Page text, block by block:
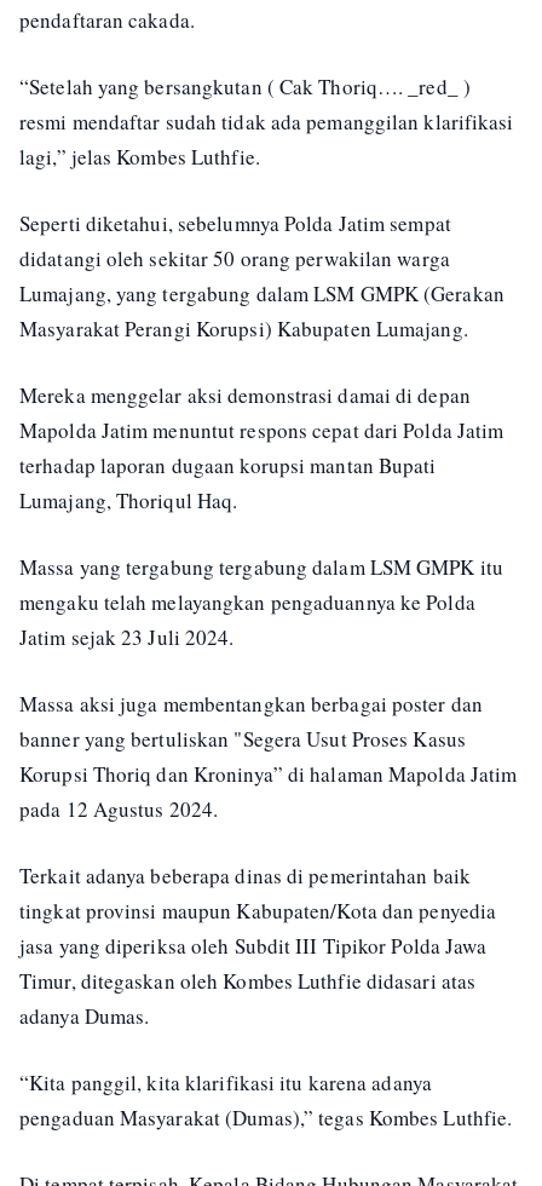
pendaftaran cakada.
“Setelah yang bersangkutan ( Cak Thoriq…. _red_ )
resmi mendaftar sudah tidak ada pemanggilan klarifikasi
lagi,” jelas Kombes Luthfie.
Seperti diketahui, sebelumnya Polda Jatim sempat
didatangi oleh sekitar 50 orang perwakilan warga
Lumajang, yang tergabung dalam LSM GMPK (Gerakan
Masyarakat Perangi Korupsi) Kabupaten Lumajang.
Mereka menggelar aksi demonstrasi damai di depan
Mapolda Jatim menuntut respons cepat dari Polda Jatim
terhadap laporan dugaan korupsi mantan Bupati
Lumajang, Thoriqul Haq.
Massa yang tergabung tergabung dalam LSM GMPK itu
mengaku telah melayangkan pengaduannya ke Polda
Jatim sejak 23 Juli 2024.
Massa aksi juga membentangkan berbagai poster dan
banner yang bertuliskan "Segera Usut Proses Kasus
Korupsi Thoriq dan Kroninya” di halaman Mapolda Jatim
pada 12 Agustus 2024.
Terkait adanya beberapa dinas di pemerintahan baik
tingkat provinsi maupun Kabupaten/Kota dan penyedia
jasa yang diperiksa oleh Subdit III Tipikor Polda Jawa
Timur, ditegaskan oleh Kombes Luthfie didasari atas
adanya Dumas.
“Kita panggil, kita klarifikasi itu karena adanya
pengaduan Masyarakat (Dumas),” tegas Kombes Luthfie.